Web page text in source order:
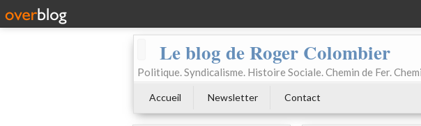
Le blog de Roger Colombier
Politique. Syndicalisme. Histoire Sociale. Chemin de Fer.
Accueil Newsletter Contact